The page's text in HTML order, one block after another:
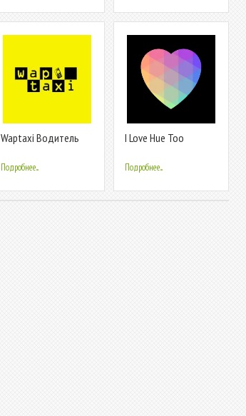
Waptaxi Водитель
Подробнее...
I Love Hue Too
Подробнее...